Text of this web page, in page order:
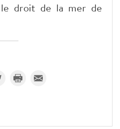
le droit de la mer de